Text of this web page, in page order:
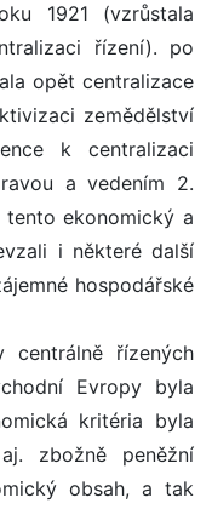
1921 (vzrůstala
řízení). po
opět centralizace
zemědělství
k centralizaci
a vedením 2.
ekonomický a
i některé další
hospodářské
centrálně řízených
Evropy byla
kritéria byla
zbožně peněžní
obsah, a tak